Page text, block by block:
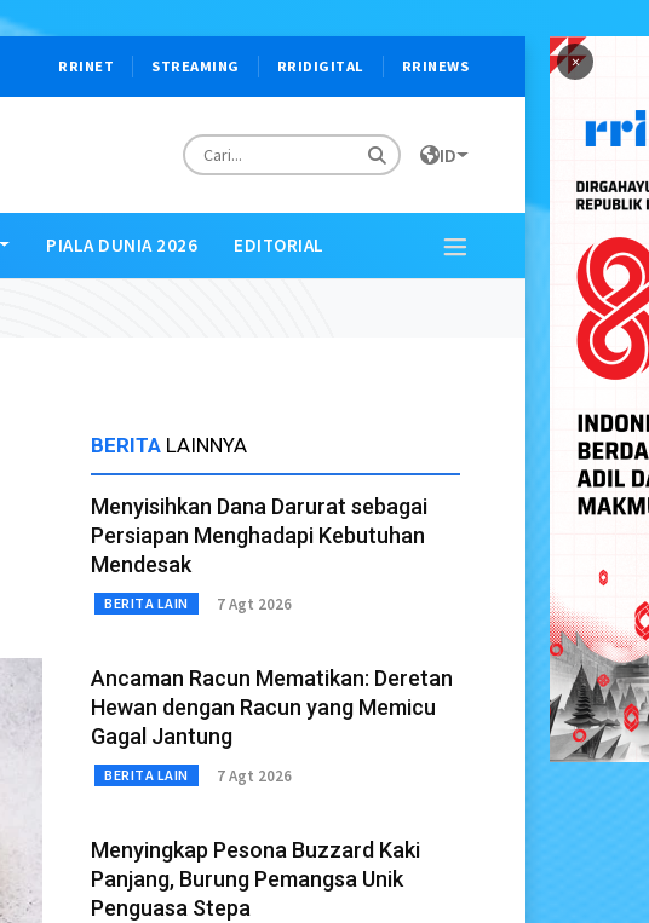
×
RRINET STREAMING RRIDIGITAL RRINEWS
ID
PIALA DUNIA 2026 EDITORIAL
BERITA LAINNYA
Menyisihkan Dana Darurat sebagai
Persiapan Menghadapi Kebutuhan
Mendesak
BERITA LAIN 7 Agt 2026
Ancaman Racun Mematikan: Deretan
Hewan dengan Racun yang Memicu
Gagal Jantung
BERITA LAIN 7 Agt 2026
Menyingkap Pesona Buzzard Kaki
Panjang, Burung Pemangsa Unik
Penguasa Stepa